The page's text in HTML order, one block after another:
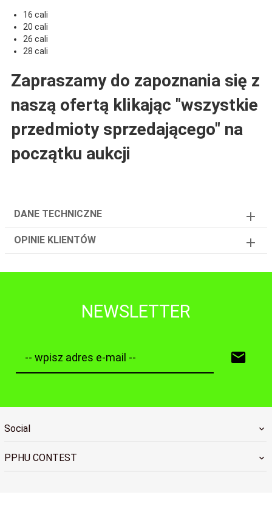
16 cali
20 cali
26 cali
28 cali
Zapraszamy do zapoznania się z
naszą ofertą klikając "wszystkie
przedmioty sprzedającego" na
początku aukcji
DANE TECHNICZNE
OPINIE KLIENTÓW
NEWSLETTER
-- wpisz adres e-mail --
Social
PPHU CONTEST